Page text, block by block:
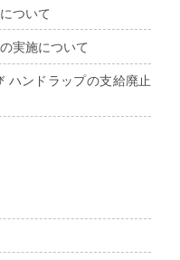
ついて
実施について
ハンドラップの支給廃止